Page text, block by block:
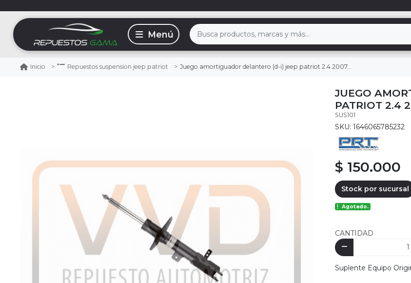
Inicio Repuestos suspension jeep patriot Juego amortiguador delantero (d-i) jeep patriot 2.4 2007/2017
JUEGO
PATRIOT 2.4
SUS101
SKU: 1646065785232
$ 150.000
Stock por sucursal
Agotado.
CANTIDAD
Suplente Equipo